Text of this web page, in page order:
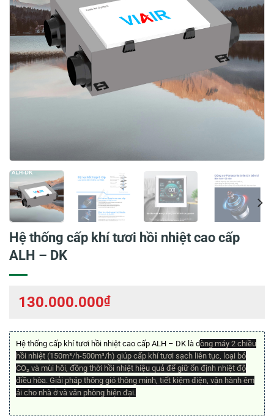
Hệ thống cấp khí tươi hồi nhiệt cao cấp
ALH – DK
130.000.000₫
Hệ thống cấp khí tươi hồi nhiệt cao cấp ALH – DK là dòng máy 2 chiều
hồi nhiệt (150m³/h-500m³/h) giúp cấp khí tươi sạch liên tục, loại bỏ
CO₂ và mùi hôi, đồng thời hồi nhiệt hiệu quả để giữ ổn định nhiệt độ
điều hòa. Giải pháp thông gió thông minh, tiết kiệm điện, vận hành êm
ái cho nhà ở và văn phòng hiện đại.